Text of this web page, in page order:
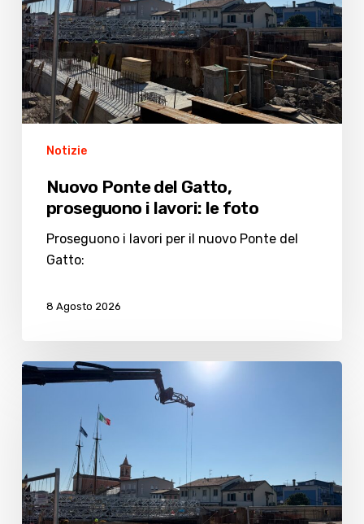
lavori:
le
foto
Notizie
Nuovo Ponte del Gatto,
proseguono i lavori: le foto
Proseguono i lavori per il nuovo Ponte del
Gatto:
8 Agosto 2026
Cesenatico,
Gatto:
il
punto